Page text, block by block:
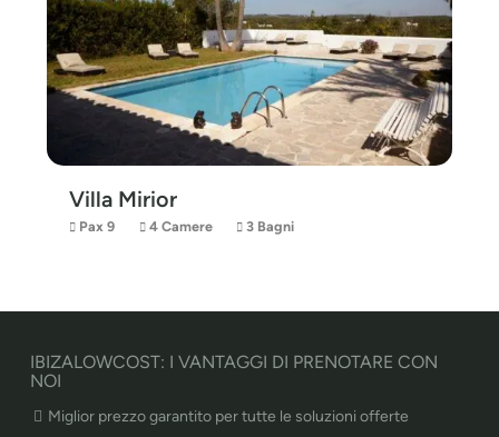
Villa Mirior
Pax 9 4 Camere 3 Bagni
IBIZALOWCOST: I VANTAGGI DI PRENOTARE CON
NOI
Miglior prezzo garantito per tutte le soluzioni offerte